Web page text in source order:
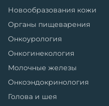
Новообразования кожи
Органы пищеварения
Онкоурология
Онкогинекология
Молочные железы
Онкоэндокринология
Голова и шея